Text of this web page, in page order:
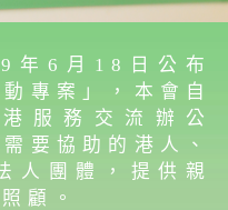
年6月18日公布
專案」，本會自
服務交流辦公
要協助的港人、
人團體，提供親
顧。